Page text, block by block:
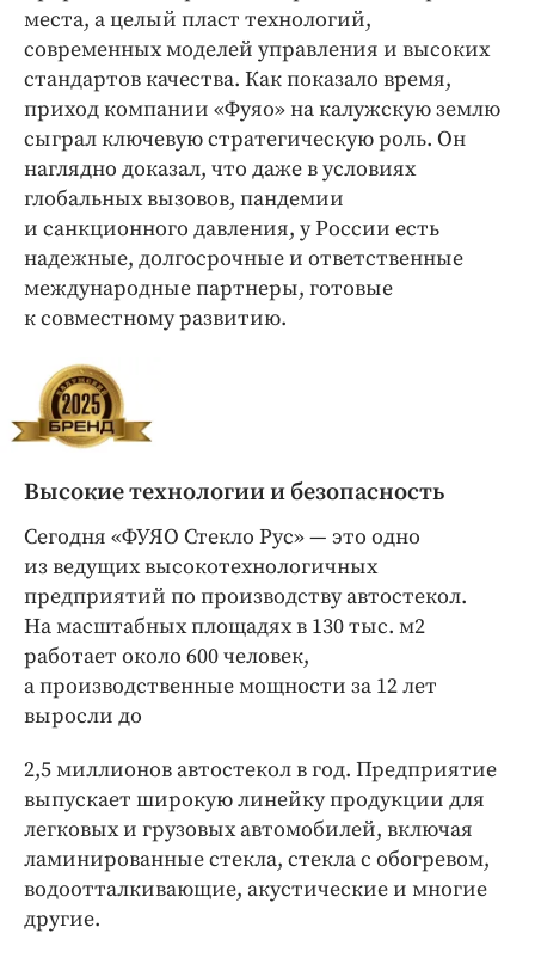
места, а целый пласт технологий,
современных моделей управления и высоких
стандартов качества. Как показало время,
приход компании «Фуяо» на калужскую землю
сыграл ключевую стратегическую роль. Он
наглядно доказал, что даже в условиях
глобальных вызовов, пандемии
и санкционного давления, у России есть
надежные, долгосрочные и ответственные
международные партнеры, готовые
к совместному развитию.
Высокие технологии и безопасность
Сегодня «ФУЯО Стекло Рус» — ​это одно
из ведущих высокотехнологичных
предприятий по производству автостекол.
На масштабных площадях в 130 тыс. м2
работает около 600 человек,
а производственные мощности за 12 лет
выросли до
2,5 миллионов автостекол в год. Предприятие
выпускает широкую линейку продукции для
легковых и грузовых автомобилей, включая
ламинированные стекла, стекла с обогревом,
водоотталкивающие, акустические и многие
другие.